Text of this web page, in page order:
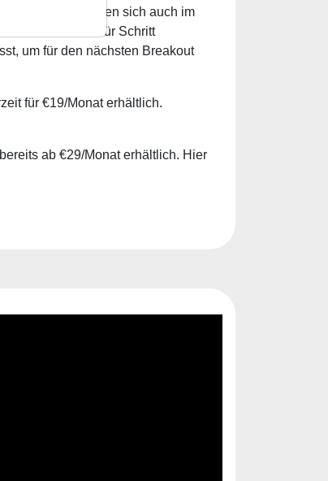
Day" lassen sich auch im
wird Schritt für Schritt
um für den nächsten Breakout
für €19/Monat erhältlich.
ab €29/Monat erhältlich. Hier